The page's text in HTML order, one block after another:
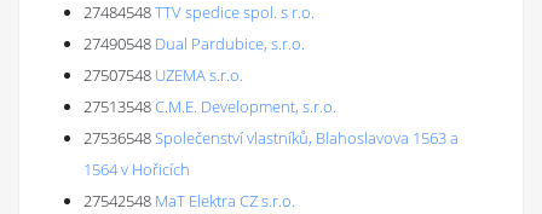
27484548TTV spedice spol. s r.o.
27490548 Dual Pardubice, s.r.o.
27507548 UZEMA s.r.o.
27513548C.M.E. Development, s.r.o.
27536548Společenství vlastníků, Blahoslavova 1563 a
1564 v Hořicích
27542548 MaT Elektra CZ s.r.o.